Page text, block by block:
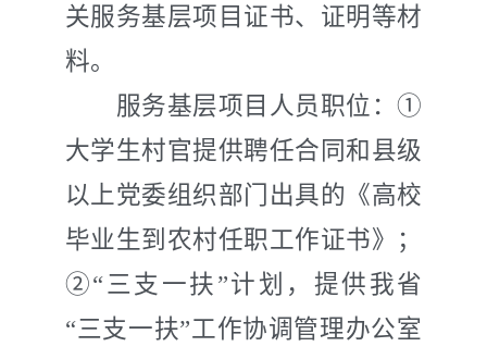
关服务基层项目证书、证明等材
料。
服务基层项目人员职位：①
大学生村官提供聘任合同和县级
以上党委组织部门出具的《高校
毕业生到农村任职工作证书》；
②“三支一扶”计划，提供我省
“三支一扶”工作协调管理办公室